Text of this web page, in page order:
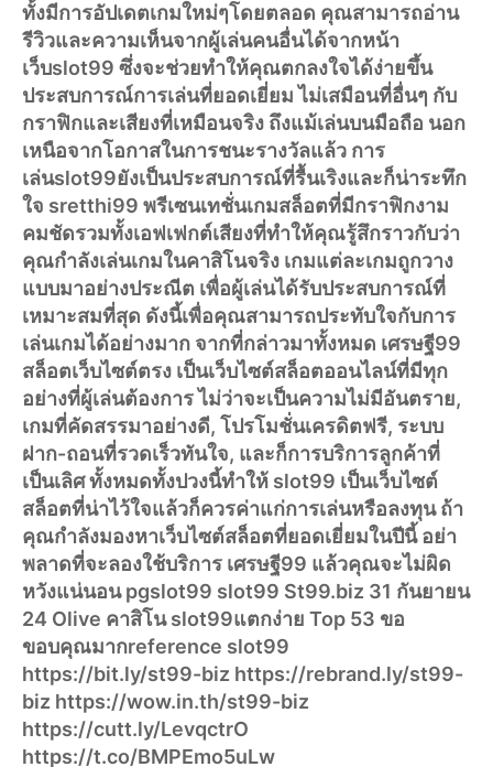
ทั้งมีการอัปเดตเกมใหม่ๆโดยตลอด คุณสามารถอ่าน
รีวิวและความเห็นจากผู้เล่นคนอื่นได้จากหน้า
เว็บslot99 ซึ่งจะช่วยทำให้คุณตกลงใจได้ง่ายขึ้น
ประสบการณ์การเล่นที่ยอดเยี่ยม ไม่เสมือนที่อื่นๆ กับ
กราฟิกและเสียงที่เหมือนจริง ถึงแม้เล่นบนมือถือ นอก
เหนือจากโอกาสในการชนะรางวัลแล้ว การ
เล่นslot99ยังเป็นประสบการณ์ที่รื้นเริงและก็น่าระทึก
ใจ sretthi99 พรีเซนเทชั่นเกมสล็อตที่มีกราฟิกงาม
คมชัดรวมทั้งเอฟเฟกต์เสียงที่ทำให้คุณรู้สึกราวกับว่า
คุณกำลังเล่นเกมในคาสิโนจริง เกมแต่ละเกมถูกวาง
แบบมาอย่างประณีต เพื่อผู้เล่นได้รับประสบการณ์ที่
เหมาะสมที่สุด ดังนี้เพื่อคุณสามารถประทับใจกับการ
เล่นเกมได้อย่างมาก จากที่กล่าวมาทั้งหมด เศรษฐี99
สล็อตเว็บไซต์ตรง เป็นเว็บไซต์สล็อตออนไลน์ที่มีทุก
อย่างที่ผู้เล่นต้องการ ไม่ว่าจะเป็นความไม่มีอันตราย,
เกมที่คัดสรรมาอย่างดี, โปรโมชั่นเครดิตฟรี, ระบบ
ฝาก-ถอนที่รวดเร็วทันใจ, และก็การบริการลูกค้าที่
เป็นเลิศ ทั้งหมดทั้งปวงนี้ทำให้ slot99 เป็นเว็บไซต์
สล็อตที่น่าไว้ใจแล้วก็ควรค่าแก่การเล่นหรือลงทุน ถ้า
คุณกำลังมองหาเว็บไซต์สล็อตที่ยอดเยี่ยมในปีนี้ อย่า
พลาดที่จะลองใช้บริการ เศรษฐี99 แล้วคุณจะไม่ผิด
หวังแน่นอน pgslot99 slot99 St99.biz 31 กันยายน
24 Olive คาสิโน slot99แตกง่าย Top 53 ขอ
ขอบคุณมากreference slot99
https://bit.ly/st99-biz https://rebrand.ly/st99-
biz https://wow.in.th/st99-biz
https://cutt.ly/LevqctrO
https://t.co/BMPEmo5uLw